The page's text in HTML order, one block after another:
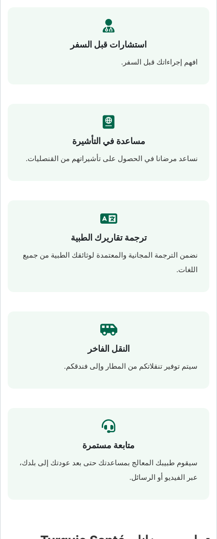
استشارات قبل السفر
افهم إجراءاتك قبل السفر.
مساعدة في التأشيرة
نساعد مرضانا في الحصول على تأشيراتهم من القنصليات.
ترجمة تقاريرك الطبية
نضمن الترجمة المجانية والمعتمدة لوثائقك الطبية من جميع
اللغات.
النقل الفاخر
سيتم توفير تنقلاتكم من المطار وإلى فندقكم.
متابعة مستمرة
سيقوم طبيبك المعالج بمساعدتك حتى بعد عودتك إلى بلدك،
عبر الفيديو أو الرسائل.